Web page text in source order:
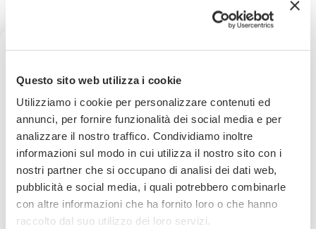
Questo sito web utilizza i cookie
Utilizziamo i cookie per personalizzare contenuti ed
annunci, per fornire funzionalità dei social media e per
analizzare il nostro traffico. Condividiamo inoltre
informazioni sul modo in cui utilizza il nostro sito con i
nostri partner che si occupano di analisi dei dati web,
pubblicità e social media, i quali potrebbero combinarle
con altre informazioni che ha fornito loro o che hanno
raccolto dal suo utilizzo dei loro servizi.
escluso): si consiglia una temperatura di lavaggio max
Consegnain 24/48 ore.
Per saperne di più
Pagain comode rate con
Ricevi uno sconto del 10% sul
tuo prossimo ordine
Iscriviti subito alla nostra newsletter
La tua email
Iscrivimi